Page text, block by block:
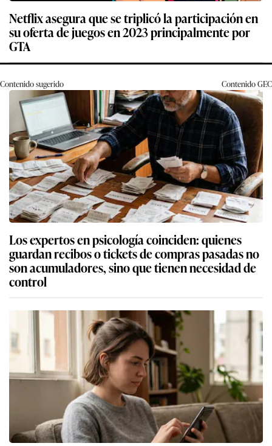
Netflix asegura que se triplicó la participación en
su oferta de juegos en 2023 principalmente por
GTA
Contenido sugerido ContenidoGEC
Los expertos en psicología coinciden: quienes
guardan recibos o tickets de compras pasadas no
son acumuladores, sino que tienen necesidad de
control